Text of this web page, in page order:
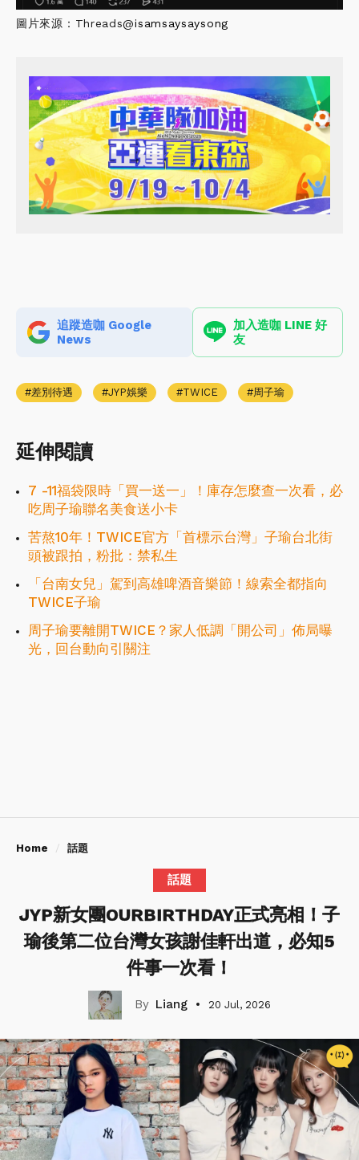
圖片來源：Threads@isamsaysaysong
追蹤造咖 Google
News
加入造咖 LINE 好
友
差別待遇 JYP娛樂 TWICE 周子瑜
延伸閱讀
7 -11福袋限時「買一送一」！庫存怎麼查一次看，必
吃周子瑜聯名美食送小卡
苦熬10年！TWICE官方「首標示台灣」子瑜台北街
頭被跟拍，粉批：禁私生
「台南女兒」駕到高雄啤酒音樂節！線索全都指向
TWICE子瑜
周子瑜要離開TWICE？家人低調「開公司」佈局曝
光，回台動向引關注
Home 話題
話題
JYP新女團OURBIRTHDAY正式亮相！子
瑜後第二位台灣女孩謝佳軒出道，必知5
件事一次看！
Liang 20 Jul, 2026